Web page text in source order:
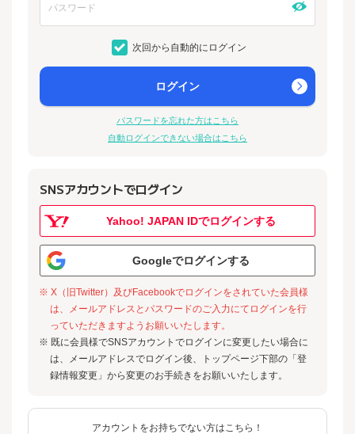
次回から自動的にログイン
ログイン
パスワードを忘れた方はこちら
自動ログインできない場合はこちら
SNSアカウントでログイン
Yahoo! JAPAN IDでログインする
Googleでログインする
※ X（旧Twitter）及びFacebookでログインをされていた会員様
は、メールアドレスとパスワードのご入力にてログインを行
っていただきますようお願いいたします。
※ 既に会員様でSNSアカウントでログインに変更したい場合に
は、メールアドレスでログイン後、トップページ下部の「登
録情報変更」から変更のお手続きをお願いいたします。
アカウントをお持ちでない方はこちら！